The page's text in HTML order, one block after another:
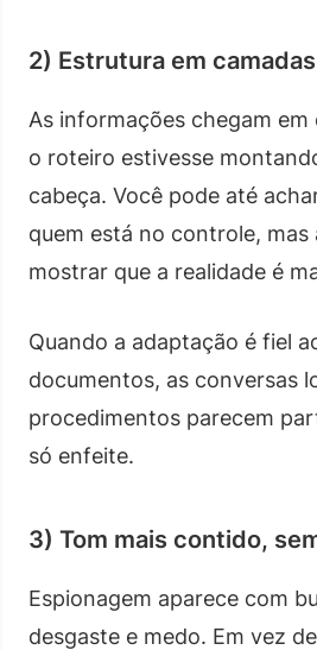
2) Estrutura em camadas
As informações chegam em
o roteiro estivesse
cabeça. Você pode até
quem está no controle,
mostrar que a realidade é
Quando a adaptação é fiel
documentos, as conversas
procedimentos parecem
só enfeite.
3) Tom mais contido,
Espionagem aparece com
desgaste e medo. Em vez